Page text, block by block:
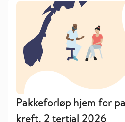
Pakkeforløp hjem for
kreft, 2 tertial 2026